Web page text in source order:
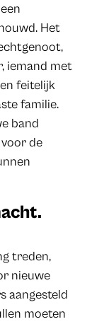
Het
iemand met
feitelijk
familie.
band
de
treden,
nieuwe
aangesteld
moeten